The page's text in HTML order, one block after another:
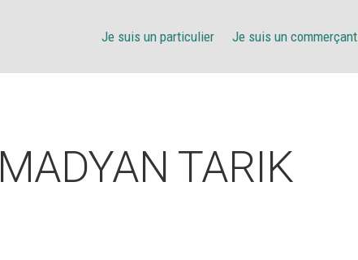
Je suis un particulier Je suis un commerçant
MADYAN TARIK